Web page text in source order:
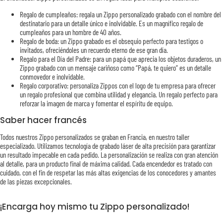
Regalo de cumpleaños: regala un Zippo personalizado grabado con el nombre del
destinatario para un detalle único e inolvidable. Es un magnífico regalo de
cumpleaños para un hombre de 40 años.
Regalo de boda: un Zippo grabado es el obsequio perfecto para testigos o
invitados, ofreciéndoles un recuerdo eterno de ese gran día.
Regalo para el Día del Padre: para un papá que aprecia los objetos duraderos, un
Zippo grabado con un mensaje cariñoso como “Papá, te quiero” es un detalle
conmovedor e inolvidable.
Regalo corporativo: personaliza Zippos con el logo de tu empresa para ofrecer
un regalo profesional que combina utilidad y elegancia. Un regalo perfecto para
reforzar la imagen de marca y fomentar el espíritu de equipo.
Saber hacer francés
Todos nuestros Zippo personalizados se graban en Francia, en nuestro taller
especializado. Utilizamos tecnología de grabado láser de alta precisión para garantizar
un resultado impecable en cada pedido. La personalización se realiza con gran atención
al detalle, para un producto final de máxima calidad. Cada encendedor es tratado con
cuidado, con el fin de respetar las más altas exigencias de los conocedores y amantes
de las piezas excepcionales.
¡Encarga hoy mismo tu Zippo personalizado!